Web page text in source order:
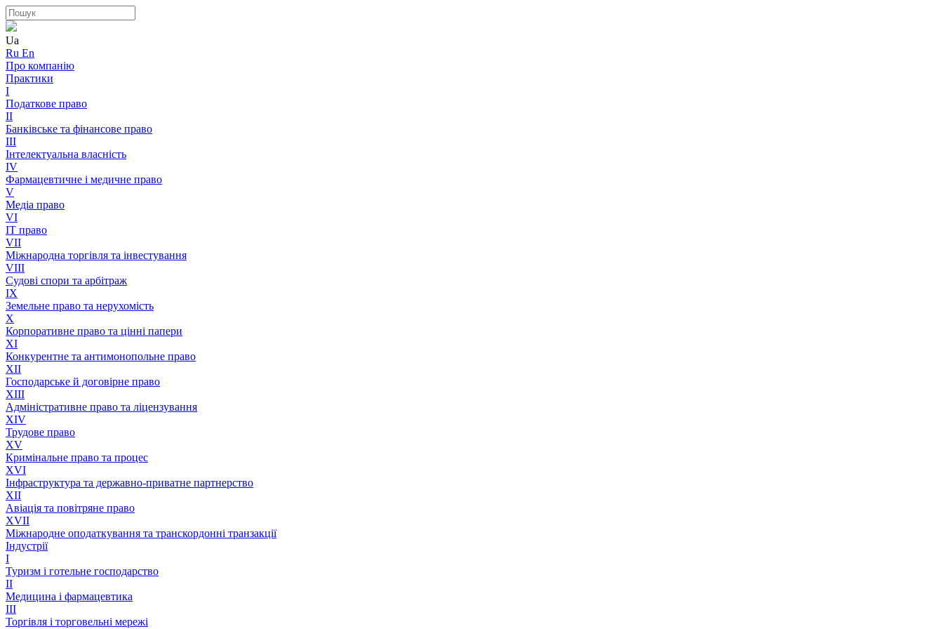
Ua
Ru En
Про компанію
Практики
I
Податкове право
II
Банківське та фінансове право
III
Інтелектуальна власність
IV
Фармацевтичне і медичне право
V
Медіа право
VI
IT право
VII
Міжнародна торгівля та інвестування
VIII
Судові спори та арбітраж
IX
Земельне право та нерухомість
X
Корпоративне право та цінні папери
XI
Конкурентне та антимонопольне право
XII
Господарське й договірне право
XIII
Адмiнiстративне право та лiцензування
XIV
Трудове право
XV
Кримінальне право та процес
XVI
Інфраструктура та державно-приватне партнерство
XII
Авіація та повітряне право
XVII
Міжнародне оподаткування та транскордонні транзакції
Індустрії
I
Туризм і готельне господарство
II
Медицина і фармацевтика
III
Торгівля і торговельні мережі